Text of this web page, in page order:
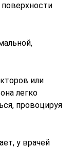
или
легко
провоцируя
у врачей